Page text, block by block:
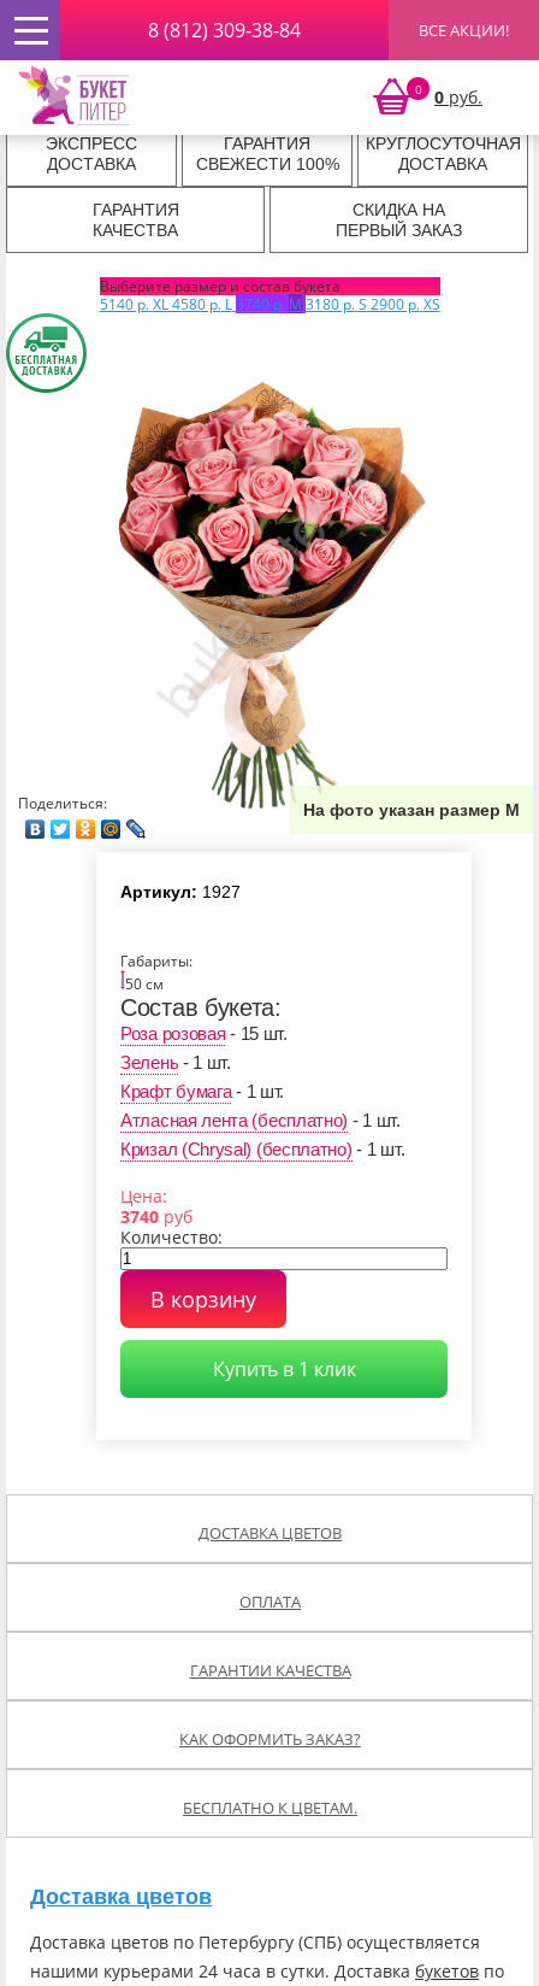
ВСЕ АКЦИИ!
8 (812) 309-38-84
0 0 руб.
Главная РОЗЫ ПОШТУЧНО
Розовых Роз в Крафте
Букет из Розовых Роз в Крафте
ЭКСПРЕСС
ДОСТАВКА
ГАРАНТИЯ
СВЕЖЕСТИ 100%
КРУГЛОСУТОЧНАЯ
ДОСТАВКА
ГАРАНТИЯ
КАЧЕСТВА
СКИДКА НА
ПЕРВЫЙ ЗАКАЗ
Выберите размер и состав букета
5140 р. XL 4580 р. L 3740 р. M 3180 р. S 2900 р. XS
На фото указан размер М
Поделиться:
Цена:
3740 руб
Количество:
В корзину
Купить в 1 клик
Артикул: 1927
Габариты:
50 см
Состав букета:
Роза розовая - 15 шт.
Зелень- 1 шт.
Крафт бумага- 1 шт.
Атласная лента (бесплатно) - 1 шт.
Кризал (Chrysal) (бесплатно) - 1 шт.
ДОСТАВКА ЦВЕТОВ
ОПЛАТА
ГАРАНТИИ КАЧЕСТВА
КАК ОФОРМИТЬ ЗАКАЗ?
БЕСПЛАТНО К ЦВЕТАМ.
Доставка цветов
Доставка цветов по Петербургу (СПБ) осуществляется
нашими курьерами 24 часа в сутки. Доставка букетов по